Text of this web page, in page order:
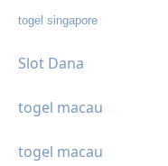
togel singapore
Slot Dana
togel macau
togel macau